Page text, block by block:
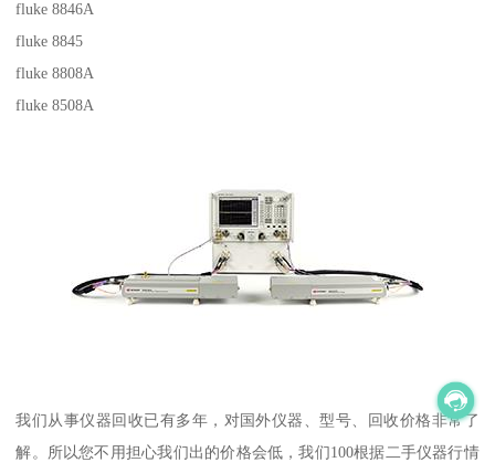
fluke 8846A
fluke 8845
fluke 8808A
fluke 8508A
我们从事仪器回收已有多年，对国外仪器、型号、回收价格非常了
解。所以您不用担心我们出的价格会低，我们100根据二手仪器行情